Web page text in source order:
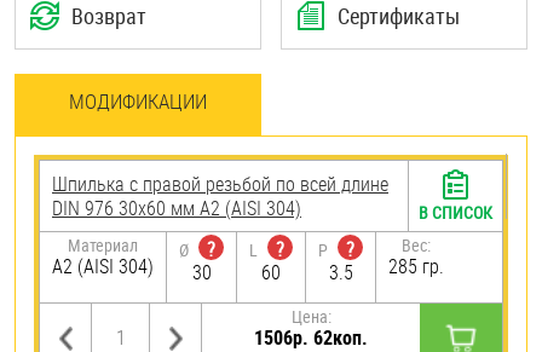
Возврат Сертификаты
МОДИФИКАЦИИ
Шпилька с правой резьбой по всей длине
DIN 976 30х60 мм А2 (AISI 304)
Материал
А2 (AISI 304)
Ø
?
30
L
?
60
P
?
3.5
Вес:
285 гр.
Цена:
1506р. 62коп.
В СПИСОК